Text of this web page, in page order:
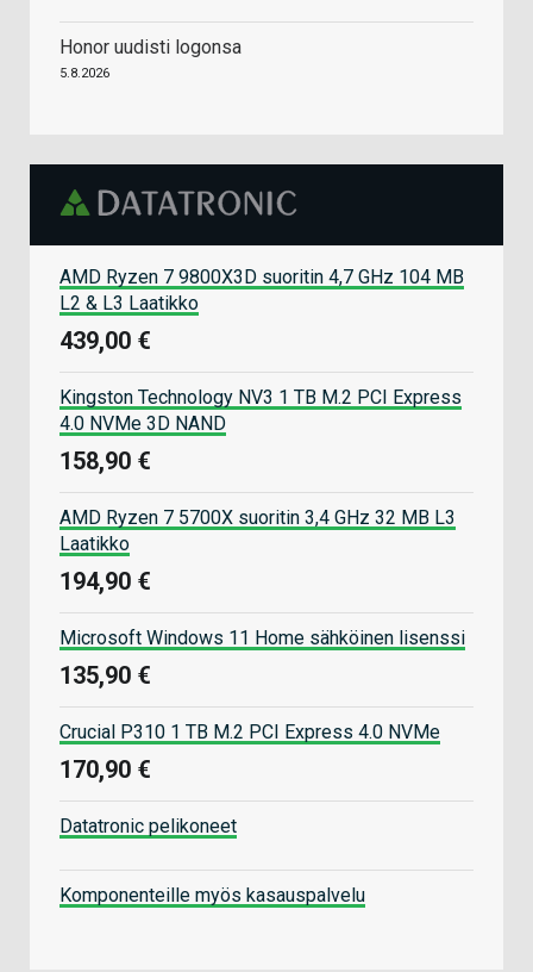
Honor uudisti logonsa
5.8.2026
AMD Ryzen 7 9800X3D suoritin 4,7 GHz 104 MB
L2 & L3 Laatikko
439,00 €
Kingston Technology NV3 1 TB M.2 PCI Express
4.0 NVMe 3D NAND
158,90 €
AMD Ryzen 7 5700X suoritin 3,4 GHz 32 MB L3
Laatikko
194,90 €
Microsoft Windows 11 Home sähköinen lisenssi
135,90 €
Crucial P310 1 TB M.2 PCI Express 4.0 NVMe
170,90 €
Datatronic pelikoneet
Komponenteille myös kasauspalvelu